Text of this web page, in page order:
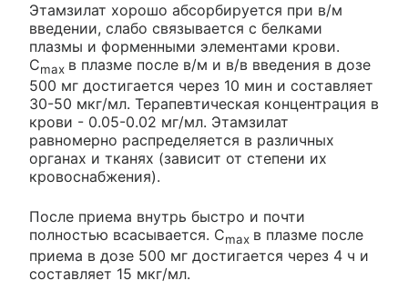
Этамзилат хорошо абсорбируется при в/м
введении, слабо связывается с белками
плазмы и форменными элементами крови.
Cmax в плазме после в/м и в/в введения в дозе
500 мг достигается через 10 мин и составляет
30-50 мкг/мл. Терапевтическая концентрация в
крови - 0.05-0.02 мг/мл. Этамзилат
равномерно распределяется в различных
органах и тканях (зависит от степени их
кровоснабжения).
После приема внутрь быстро и почти
полностью всасывается. Cmax в плазме после
приема в дозе 500 мг достигается через 4 ч и
составляет 15 мкг/мл.